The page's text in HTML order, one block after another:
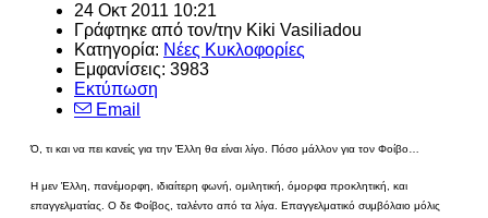
24 Οκτ 2011 10:21
Γράφτηκε από τον/την Kiki Vasiliadou
Κατηγορία: Νέες Κυκλοφορίες
Εμφανίσεις: 3983
Εκτύπωση
Email
Ό, τι και να πει κανείς για την Έλλη θα είναι λίγο. Πόσο μάλλον για τον Φοίβο…
Η μεν Έλλη, πανέμορφη, ιδιαίτερη φωνή, ομιλητική, όμορφα προκλητική, και
επαγγελματίας. Ο δε Φοίβος, ταλέντο από τα λίγα. Επαγγελματικό συμβόλαιο μόλις